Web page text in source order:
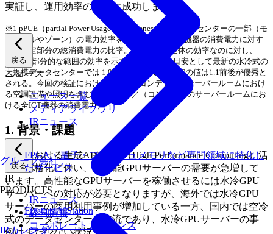
戻る
ニュース
ニュース一覧
メディアライブラリ
IRニュース
戻る
IR
IRニュース
経営情報
コーポレートガバナンス
グループ会社
FPGA・量子・フラッシュメモリなど専門領域に特化し
たサービス
PRODUCTS
Fixstars AIStation
IRカレンダー
実証し、運用効率の向上に成功しました。
※1 pPUE（partial Power Usage Effectiveness）：データセンターの一部（モ
ジュールやゾーン）の電力効率を示す指標で、ICT機器の消費電力に対す
る、特定部分の総消費電力の比率。PUEが施設全体の効率なのに対し、
pPUEは部分的な範囲の効率を示す。PUE全体の目安として最新の水冷式の
大規模データセンターでは 1.05～1.2程度で、pPUEの値は1.1前後が優秀と
される。今回の検証におけるpPUE=（コンテナ内のサーバールームにおけ
る空調設備や照明を含む消費電力）／（コンテナ内のサーバールームにお
ける全ICT機器の消費電力）
1. 背景・課題
企業における生成AIやHPC（High Performance Computing）活
用の本格化に伴い、高性能GPUサーバーの需要が急増して
います。高性能なGPUサーバーを稼働させるには水冷GPU
サーバーへの対応が必要となりますが、海外では水冷GPU
サーバーの商用利用事例が増加している一方、国内では空冷
式のデータセンターが主流であり、水冷GPUサーバーの事